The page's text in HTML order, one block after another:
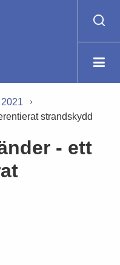
2021
strandskydd
- ett